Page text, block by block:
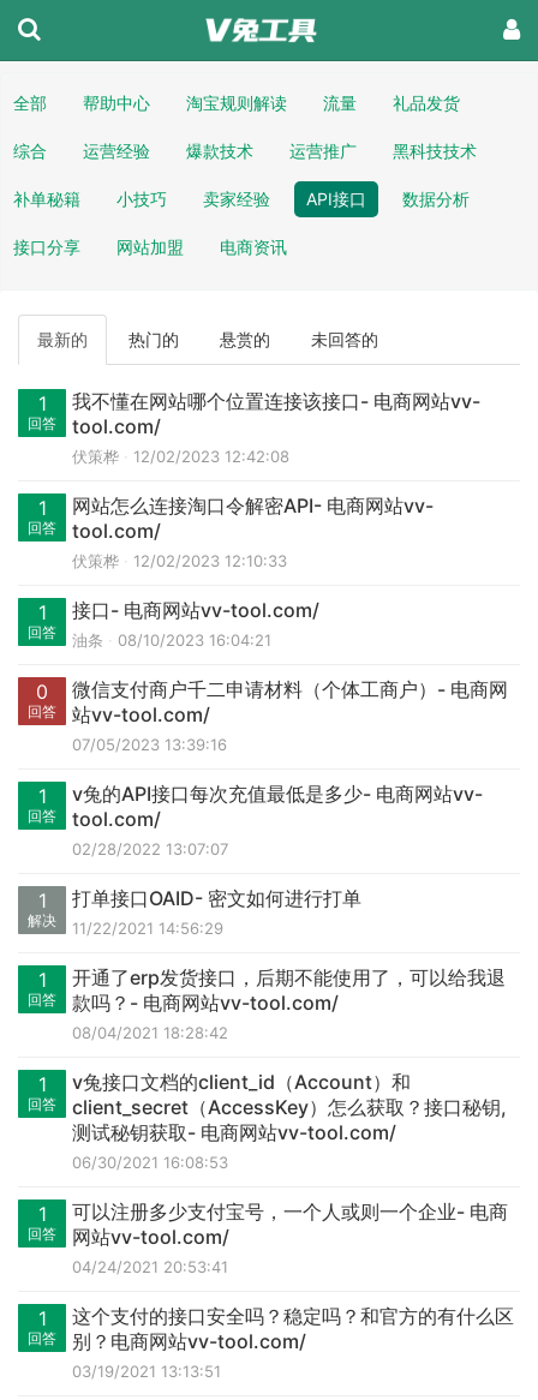
全部 帮助中心 淘宝规则解读 流量 礼品发货
综合 运营经验 爆款技术 运营推广 黑科技技术
补单秘籍 小技巧 卖家经验 API接口 数据分析
接口分享 网站加盟 电商资讯
最新的 热门的 悬赏的 未回答的
1
回答
我不懂在网站哪个位置连接该接口- 电商网站vv-
tool.com/
伏策桦 12/02/2023 12:42:08
1
回答
网站怎么连接淘口令解密API- 电商网站vv-
tool.com/
伏策桦 12/02/2023 12:10:33
1
回答
接口- 电商网站vv-tool.com/
油条 08/10/2023 16:04:21
0
回答
微信支付商户千二申请材料（个体工商户）- 电商网
站vv-tool.com/
07/05/2023 13:39:16
1
回答
v兔的API接口每次充值最低是多少- 电商网站vv-
tool.com/
02/28/2022 13:07:07
1
解决
打单接口OAID- 密文如何进行打单
11/22/2021 14:56:29
1
回答
开通了erp发货接口，后期不能使用了，可以给我退
款吗？- 电商网站vv-tool.com/
08/04/2021 18:28:42
1
回答
v兔接口文档的client_id（Account）和
client_secret（AccessKey）怎么获取？接口秘钥,
测试秘钥获取- 电商网站vv-tool.com/
06/30/2021 16:08:53
1
回答
可以注册多少支付宝号，一个人或则一个企业- 电商
网站vv-tool.com/
04/24/2021 20:53:41
1
回答
这个支付的接口安全吗？稳定吗？和官方的有什么区
别？电商网站vv-tool.com/
03/19/2021 13:13:51